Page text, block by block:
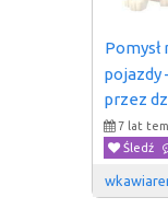
pojazdy
przez
7 lat
Śledź